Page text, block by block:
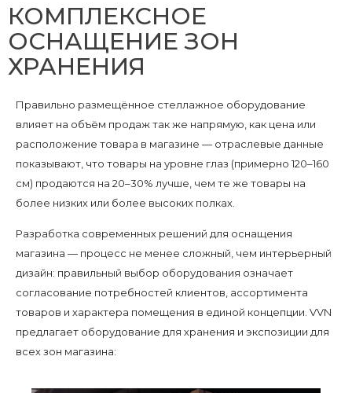
КОМПЛЕКСНОЕ
ОСНАЩЕНИЕ ЗОН
ХРАНЕНИЯ
Правильно размещённое стеллажное оборудование
влияет на объём продаж так же напрямую, как цена или
расположение товара в магазине — отраслевые данные
показывают, что товары на уровне глаз (примерно 120–160
см) продаются на 20–30% лучше, чем те же товары на
более низких или более высоких полках.
Разработка современных решений для оснащения
магазина — процесс не менее сложный, чем интерьерный
дизайн: правильный выбор оборудования означает
согласование потребностей клиентов, ассортимента
товаров и характера помещения в единой концепции. VVN
предлагает оборудование для хранения и экспозиции для
всех зон магазина: